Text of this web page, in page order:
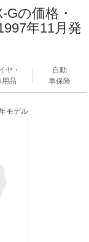
の価格・
年11月発
ヤ・
用品
自動
車保険
モデル